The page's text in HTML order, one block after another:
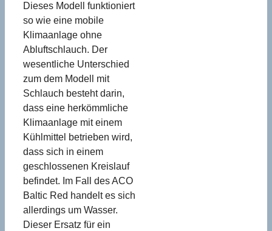
Dieses Modell funktioniert
so wie eine mobile
Klimaanlage ohne
Abluftschlauch. Der
wesentliche Unterschied
zum dem Modell mit
Schlauch besteht darin,
dass eine herkömmliche
Klimaanlage mit einem
Kühlmittel betrieben wird,
dass sich in einem
geschlossenen Kreislauf
befindet. Im Fall des ACO
Baltic Red handelt es sich
allerdings um Wasser.
Dieser Ersatz für ein